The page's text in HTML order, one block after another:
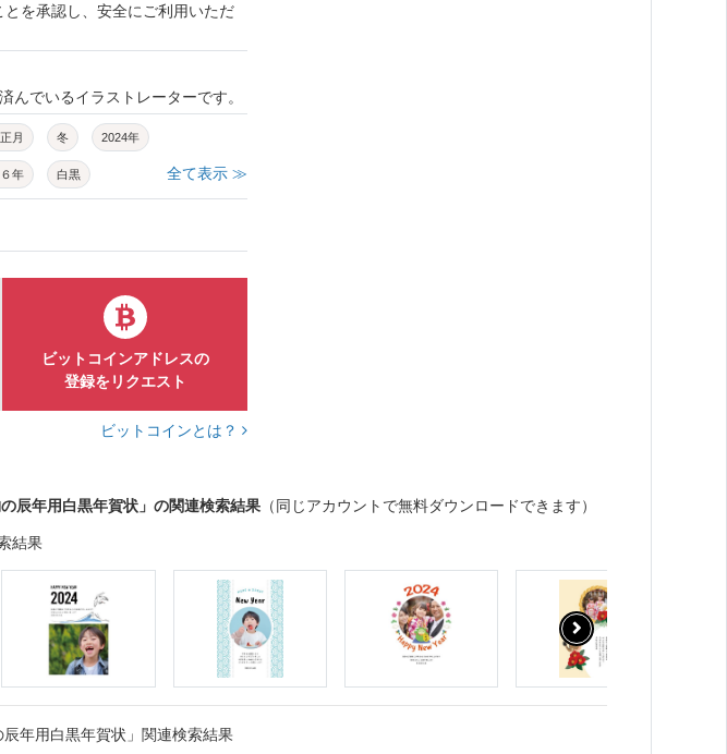
とを承認し、安全にご利用いただ
んでいるイラストレーターです。
月 冬 2024年
年 白黒
伝統 和 竜
全て表示 ≫
ビットコインアドレスの
登録をリクエスト
ビットコインとは？
辰年用白黒年賀状」の関連検索結果 （同じアカウントで無料ダウンロードできます）
結果
年用白黒年賀状」関連検索結果